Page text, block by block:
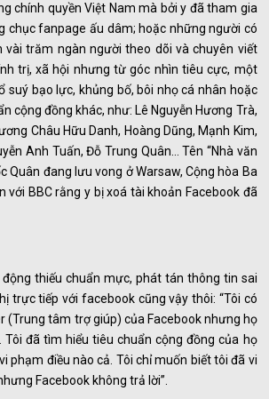
chính quyền Việt Nam mà bởi y đã tham gia
chục fanpage ấu dâm; hoặc những người có
vài trăm ngàn người theo dõi và chuyên viết
trị, xã hội nhưng từ góc nhìn tiêu cực, một
suý bạo lực, khủng bố, bôi nhọ cá nhân hoặc
cộng đồng khác, như: Lê Nguyễn Hương Trà,
Châu Hữu Danh, Hoàng Dũng, Mạnh Kim,
Anh Tuấn, Đỗ Trung Quân… Tên “Nhà văn
Quân đang lưu vong ở Warsaw, Cộng hòa Ba
với BBC rằng y bị xoá tài khoản Facebook đã
thiếu chuẩn mực, phát tán thông tin sai
trực tiếp với facebook cũng vậy thôi: “Tôi có
(Trung tâm trợ giúp) của Facebook nhưng họ
Tôi đã tìm hiểu tiêu chuẩn cộng đồng của họ
phạm điều nào cả. Tôi chỉ muốn biết tôi đã vi
Facebook không trả lời”.